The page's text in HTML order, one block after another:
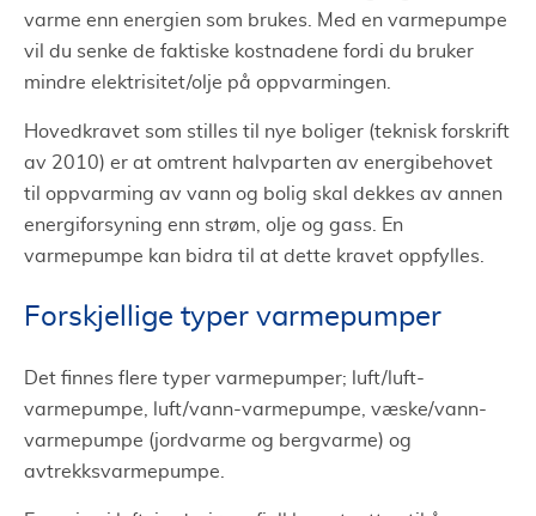
varme enn energien som brukes. Med en varmepumpe
vil du senke de faktiske kostnadene fordi du bruker
mindre elektrisitet/olje på oppvarmingen.
Hovedkravet som stilles til nye boliger (teknisk forskrift
av 2010) er at omtrent halvparten av energibehovet
til oppvarming av vann og bolig skal dekkes av annen
energiforsyning enn strøm, olje og gass. En
varmepumpe kan bidra til at dette kravet oppfylles.
Forskjellige typer varmepumper
Det finnes flere typer varmepumper; luft/luft-
varmepumpe, luft/vann-varmepumpe, væske/vann-
varmepumpe (jordvarme og bergvarme) og
avtrekksvarmepumpe.